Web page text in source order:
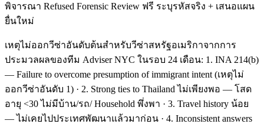
พิจารณา Refused Forensic Review ฟรี ระบุรหัสจริง + เสนอแผน
ยื่นใหม่
เหตุไม่ออกวีซ่าอันดับต้นสำหรับวีซ่าสหรัฐอเมริกาจากการ
ประมวลผลของทีม Adviser NYC ในรอบ 24 เดือน: 1. INA 214(b)
— Failure to overcome presumption of immigrant intent (เหตุไม่
ออกวีซ่าอันดับ 1) · 2. Strong ties to Thailand ไม่เพียงพอ — โสด
อายุ <30 ไม่มีบ้าน/รถ/ Household พึ่งพา · 3. Travel history น้อย
— ไม่เคยไปประเทศพัฒนาแล้วมาก่อน · 4. Inconsistent answers